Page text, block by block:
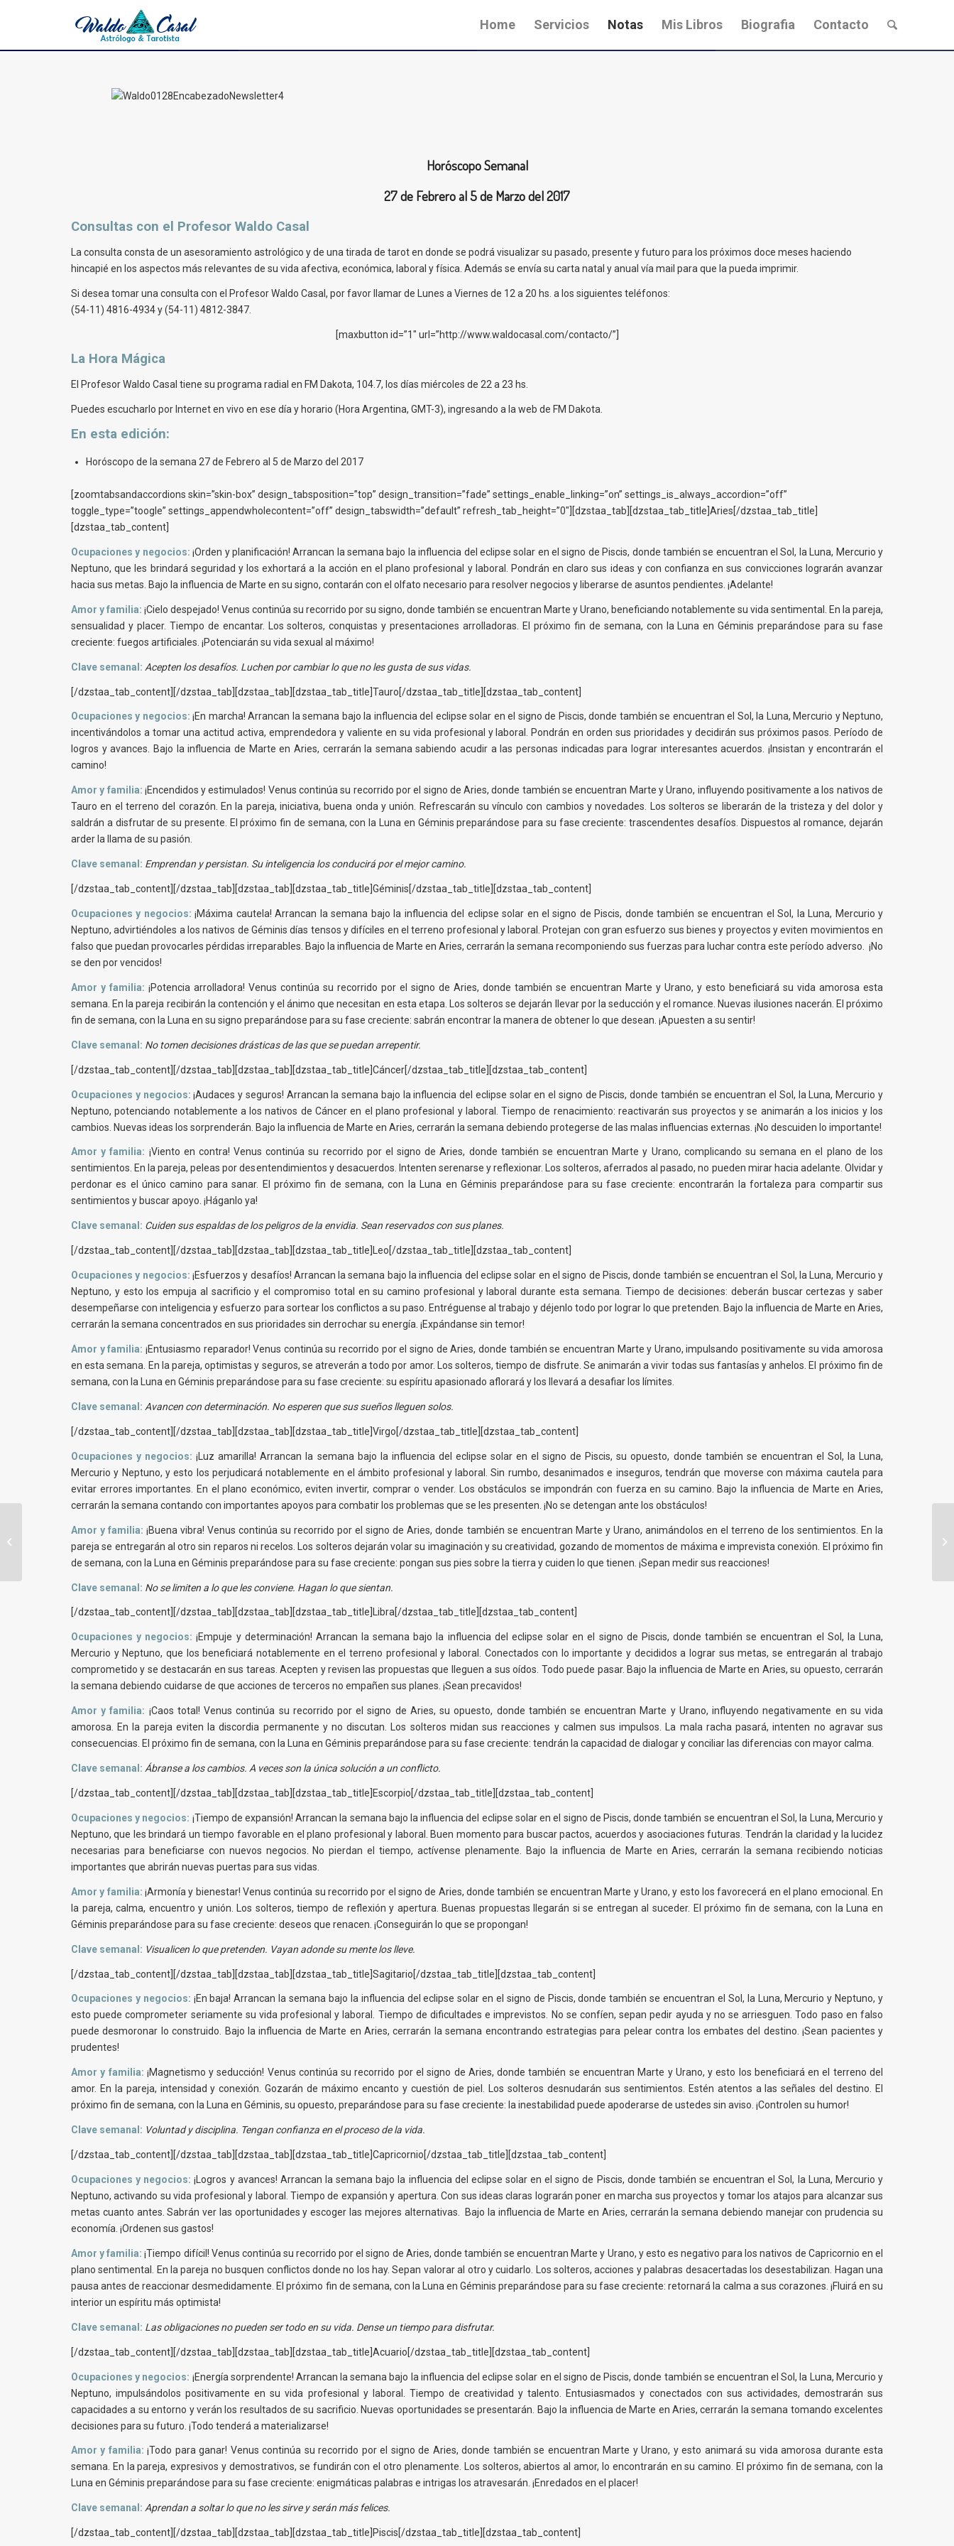
Home Servicios Notas Mis Libros Biografia Contacto
HoróscopoSemanal
27 de Febrero al 5 de Marzo del 2017
Consultas con el Profesor Waldo Casal
La consulta consta de un asesoramiento astrológico y de una tirada de tarot en donde se podrá visualizar su pasado, presente y futuro para los próximos doce meses haciendo
hincapié en los aspectos más relevantes de su vida afectiva, económica, laboral y física. Además se envía su carta natal y anual vía mail para que la pueda imprimir.
Si desea tomar una consulta con el Profesor Waldo Casal, por favor llamar de Lunes a Viernes de 12 a 20 hs. a los siguientes teléfonos:
(54-11) 4816-4934 y (54-11) 4812-3847.
[maxbutton id=”1″ url=”http://www.waldocasal.com/contacto/”]
La Hora Mágica
El Profesor Waldo Casal tiene su programa radial en FM Dakota, 104.7, los días miércoles de 22 a 23 hs.
Puedes escucharlo por Internet en vivo en ese día y horario (Hora Argentina, GMT-3), ingresando a la web de FM Dakota.
En esta edición:
Horóscopo de la semana 27 de Febrero al 5 de Marzo del 2017
[zoomtabsandaccordions skin=”skin-box” design_tabsposition=”top” design_transition=”fade” settings_enable_linking=”on” settings_is_always_accordion=”off”
toggle_type=”toogle” settings_appendwholecontent=”off” design_tabswidth=”default” refresh_tab_height=”0″][dzstaa_tab][dzstaa_tab_title]Aries[/dzstaa_tab_title]
[dzstaa_tab_content]
Ocupaciones y negocios: ¡Orden y planificación! Arrancan la semana bajo la influencia del eclipse solar en el signo de Piscis, donde también se encuentran el Sol, la Luna, Mercurio y
Neptuno, que les brindará seguridad y los exhortará a la acción en el plano profesional y laboral. Pondrán en claro sus ideas y con confianza en sus convicciones lograrán avanzar
hacia sus metas. Bajo la influencia de Marte en su signo, contarán con el olfato necesario para resolver negocios y liberarse de asuntos pendientes. ¡Adelante!
Amor y familia: ¡Cielo despejado! Venus continúa su recorrido por su signo, donde también se encuentran Marte y Urano, beneficiando notablemente su vida sentimental. En la pareja,
sensualidad y placer. Tiempo de encantar. Los solteros, conquistas y presentaciones arrolladoras. El próximo fin de semana, con la Luna en Géminis preparándose para su fase
creciente: fuegos artificiales. ¡Potenciarán su vida sexual al máximo!
Clave semanal: Acepten los desafíos. Luchen por cambiar lo que no les gusta de sus vidas.
[/dzstaa_tab_content][/dzstaa_tab][dzstaa_tab][dzstaa_tab_title]Tauro[/dzstaa_tab_title][dzstaa_tab_content]
Ocupaciones y negocios: ¡En marcha! Arrancan la semana bajo la influencia del eclipse solar en el signo de Piscis, donde también se encuentran el Sol, la Luna, Mercurio y Neptuno,
incentivándolos a tomar una actitud activa, emprendedora y valiente en su vida profesional y laboral. Pondrán en orden sus prioridades y decidirán sus próximos pasos. Período de
logros y avances. Bajo la influencia de Marte en Aries, cerrarán la semana sabiendo acudir a las personas indicadas para lograr interesantes acuerdos. ¡Insistan y encontrarán el
camino!
Amor y familia: ¡Encendidos y estimulados! Venus continúa su recorrido por el signo de Aries, donde también se encuentran Marte y Urano, influyendo positivamente a los nativos de
Tauro en el terreno del corazón. En la pareja, iniciativa, buena onda y unión. Refrescarán su vínculo con cambios y novedades. Los solteros se liberarán de la tristeza y del dolor y
saldrán a disfrutar de su presente. El próximo fin de semana, con la Luna en Géminis preparándose para su fase creciente: trascendentes desafíos. Dispuestos al romance, dejarán
arder la llama de su pasión.
Clave semanal: Emprendan y persistan. Su inteligencia los conducirá por el mejor camino.
[/dzstaa_tab_content][/dzstaa_tab][dzstaa_tab][dzstaa_tab_title]Géminis[/dzstaa_tab_title][dzstaa_tab_content]
Ocupaciones y negocios: ¡Máxima cautela! Arrancan la semana bajo la influencia del eclipse solar en el signo de Piscis, donde también se encuentran el Sol, la Luna, Mercurio y
Neptuno, advirtiéndoles a los nativos de Géminis días tensos y difíciles en el terreno profesional y laboral. Protejan con gran esfuerzo sus bienes y proyectos y eviten movimientos en
falso que puedan provocarles pérdidas irreparables. Bajo la influencia de Marte en Aries, cerrarán la semana recomponiendo sus fuerzas para luchar contra este período adverso. ¡No
se den por vencidos!
Amor y familia: ¡Potencia arrolladora! Venus continúa su recorrido por el signo de Aries, donde también se encuentran Marte y Urano, y esto beneficiará su vida amorosa esta
semana. En la pareja recibirán la contención y el ánimo que necesitan en esta etapa. Los solteros se dejarán llevar por la seducción y el romance. Nuevas ilusiones nacerán. El próximo
fin de semana, con la Luna en su signo preparándose para su fase creciente: sabrán encontrar la manera de obtener lo que desean. ¡Apuesten a su sentir!
Clave semanal: No tomen decisiones drásticas de las que se puedan arrepentir.
[/dzstaa_tab_content][/dzstaa_tab][dzstaa_tab][dzstaa_tab_title]Cáncer[/dzstaa_tab_title][dzstaa_tab_content]
Ocupaciones y negocios: ¡Audaces y seguros! Arrancan la semana bajo la influencia del eclipse solar en el signo de Piscis, donde también se encuentran el Sol, la Luna, Mercurio y
Neptuno, potenciando notablemente a los nativos de Cáncer en el plano profesional y laboral. Tiempo de renacimiento: reactivarán sus proyectos y se animarán a los inicios y los
cambios. Nuevas ideas los sorprenderán. Bajo la influencia de Marte en Aries, cerrarán la semana debiendo protegerse de las malas influencias externas. ¡No descuiden lo importante!
Amor y familia: ¡Viento en contra! Venus continúa su recorrido por el signo de Aries, donde también se encuentran Marte y Urano, complicando su semana en el plano de los
sentimientos. En la pareja, peleas por desentendimientos y desacuerdos. Intenten serenarse y reflexionar. Los solteros, aferrados al pasado, no pueden mirar hacia adelante. Olvidar y
perdonar es el único camino para sanar. El próximo fin de semana, con la Luna en Géminis preparándose para su fase creciente: encontrarán la fortaleza para compartir sus
sentimientos y buscar apoyo. ¡Háganlo ya!
Clave semanal: Cuiden sus espaldas de los peligros de la envidia. Sean reservados con sus planes.
[/dzstaa_tab_content][/dzstaa_tab][dzstaa_tab][dzstaa_tab_title]Leo[/dzstaa_tab_title][dzstaa_tab_content]
Ocupaciones y negocios: ¡Esfuerzos y desafíos! Arrancan la semana bajo la influencia del eclipse solar en el signo de Piscis, donde también se encuentran el Sol, la Luna, Mercurio y
Neptuno, y esto los empuja al sacrificio y el compromiso total en su camino profesional y laboral durante esta semana. Tiempo de decisiones: deberán buscar certezas y saber
desempeñarse con inteligencia y esfuerzo para sortear los conflictos a su paso. Entréguense al trabajo y déjenlo todo por lograr lo que pretenden. Bajo la influencia de Marte en Aries,
cerrarán la semana concentrados en sus prioridades sin derrochar su energía. ¡Expándanse sin temor!
Amor y familia: ¡Entusiasmo reparador! Venus continúa su recorrido por el signo de Aries, donde también se encuentran Marte y Urano, impulsando positivamente su vida amorosa
en esta semana. En la pareja, optimistas y seguros, se atreverán a todo por amor. Los solteros, tiempo de disfrute. Se animarán a vivir todas sus fantasías y anhelos. El próximo fin de
semana, con la Luna en Géminis preparándose para su fase creciente: su espíritu apasionado aflorará y los llevará a desafiar los límites.
Clave semanal: Avancen con determinación. No esperen que sus sueños lleguen solos.
[/dzstaa_tab_content][/dzstaa_tab][dzstaa_tab][dzstaa_tab_title]Virgo[/dzstaa_tab_title][dzstaa_tab_content]
Ocupaciones y negocios: ¡Luz amarilla! Arrancan la semana bajo la influencia del eclipse solar en el signo de Piscis, su opuesto, donde también se encuentran el Sol, la Luna,
Mercurio y Neptuno, y esto los perjudicará notablemente en el ámbito profesional y laboral. Sin rumbo, desanimados e inseguros, tendrán que moverse con máxima cautela para
evitar errores importantes. En el plano económico, eviten invertir, comprar o vender. Los obstáculos se impondrán con fuerza en su camino. Bajo la influencia de Marte en Aries,
cerrarán la semana contando con importantes apoyos para combatir los problemas que se les presenten. ¡No se detengan ante los obstáculos!
Amor y familia:¡Buena vibra! Venus continúa su recorrido por el signo de Aries, donde también se encuentran Marte y Urano, animándolos en el terreno de los sentimientos. En la
pareja se entregarán al otro sin reparos ni recelos. Los solteros dejarán volar su imaginación y su creatividad, gozando de momentos de máxima e imprevista conexión. El próximo fin
de semana, con la Luna en Géminis preparándose para su fase creciente: pongan sus pies sobre la tierra y cuiden lo que tienen. ¡Sepan medir sus reacciones!
Clave semanal: No se limiten a lo que les conviene. Hagan lo que sientan.
[/dzstaa_tab_content][/dzstaa_tab][dzstaa_tab][dzstaa_tab_title]Libra[/dzstaa_tab_title][dzstaa_tab_content]
Ocupaciones y negocios: ¡Empuje y determinación! Arrancan la semana bajo la influencia del eclipse solar en el signo de Piscis, donde también se encuentran el Sol, la Luna,
Mercurio y Neptuno, que los beneficiará notablemente en el terreno profesional y laboral. Conectados con lo importante y decididos a lograr sus metas, se entregarán al trabajo
comprometido y se destacarán en sus tareas. Acepten y revisen las propuestas que lleguen a sus oídos. Todo puede pasar. Bajo la influencia de Marte en Aries, su opuesto, cerrarán
la semana debiendo cuidarse de que acciones de terceros no empañen sus planes. ¡Sean precavidos!
Amor y familia: ¡Caos total! Venus continúa su recorrido por el signo de Aries, su opuesto, donde también se encuentran Marte y Urano, influyendo negativamente en su vida
amorosa. En la pareja eviten la discordia permanente y no discutan. Los solteros midan sus reacciones y calmen sus impulsos. La mala racha pasará, intenten no agravar sus
consecuencias. El próximo fin de semana, con la Luna en Géminis preparándose para su fase creciente: tendrán la capacidad de dialogar y conciliar las diferencias con mayor calma.
Clave semanal: Ábranse a los cambios. A veces son la única solución a un conflicto.
[/dzstaa_tab_content][/dzstaa_tab][dzstaa_tab][dzstaa_tab_title]Escorpio[/dzstaa_tab_title][dzstaa_tab_content]
Ocupaciones y negocios: ¡Tiempo de expansión! Arrancan la semana bajo la influencia del eclipse solar en el signo de Piscis, donde también se encuentran el Sol, la Luna, Mercurio y
Neptuno, que les brindará un tiempo favorable en el plano profesional y laboral. Buen momento para buscar pactos, acuerdos y asociaciones futuras. Tendrán la claridad y la lucidez
necesarias para beneficiarse con nuevos negocios. No pierdan el tiempo, actívense plenamente. Bajo la influencia de Marte en Aries, cerrarán la semana recibiendo noticias
importantes que abrirán nuevas puertas para sus vidas.
Amor y familia: ¡Armonía y bienestar! Venus continúa su recorrido por el signo de Aries, donde también se encuentran Marte y Urano, y esto los favorecerá en el plano emocional. En
la pareja, calma, encuentro y unión. Los solteros, tiempo de reflexión y apertura. Buenas propuestas llegarán si se entregan al suceder. El próximo fin de semana, con la Luna en
Géminis preparándose para su fase creciente: deseos que renacen. ¡Conseguirán lo que se propongan!
Clave semanal: Visualicen lo que pretenden. Vayan adonde su mente los lleve.
[/dzstaa_tab_content][/dzstaa_tab][dzstaa_tab][dzstaa_tab_title]Sagitario[/dzstaa_tab_title][dzstaa_tab_content]
Ocupaciones y negocios: ¡En baja! Arrancan la semana bajo la influencia del eclipse solar en el signo de Piscis, donde también se encuentran el Sol, la Luna, Mercurio y Neptuno, y
esto puede comprometer seriamente su vida profesional y laboral. Tiempo de dificultades e imprevistos. No se confíen, sepan pedir ayuda y no se arriesguen. Todo paso en falso
puede desmoronar lo construido. Bajo la influencia de Marte en Aries, cerrarán la semana encontrando estrategias para pelear contra los embates del destino. ¡Sean pacientes y
prudentes!
Amor y familia: ¡Magnetismo y seducción! Venus continúa su recorrido por el signo de Aries, donde también se encuentran Marte y Urano, y esto los beneficiará en el terreno del
amor. En la pareja, intensidad y conexión. Gozarán de máximo encanto y cuestión de piel. Los solteros desnudarán sus sentimientos. Estén atentos a las señales del destino. El
próximo fin de semana, con la Luna en Géminis, su opuesto, preparándose para su fase creciente: la inestabilidad puede apoderarse de ustedes sin aviso. ¡Controlen su humor!
Clave semanal: Voluntad y disciplina. Tengan confianza en el proceso de la vida.
[/dzstaa_tab_content][/dzstaa_tab][dzstaa_tab][dzstaa_tab_title]Capricornio[/dzstaa_tab_title][dzstaa_tab_content]
Ocupaciones y negocios: ¡Logros y avances! Arrancan la semana bajo la influencia del eclipse solar en el signo de Piscis, donde también se encuentran el Sol, la Luna, Mercurio y
Neptuno, activando su vida profesional y laboral. Tiempo de expansión y apertura. Con sus ideas claras lograrán poner en marcha sus proyectos y tomar los atajos para alcanzar sus
metas cuanto antes. Sabrán ver las oportunidades y escoger las mejores alternativas. Bajo la influencia de Marte en Aries, cerrarán la semana debiendo manejar con prudencia su
economía. ¡Ordenen sus gastos!
Amor y familia:¡Tiempo difícil! Venus continúa su recorrido por el signo de Aries, donde también se encuentran Marte y Urano, y esto es negativo para los nativos de Capricornio en el
plano sentimental. En la pareja no busquen conflictos donde no los hay. Sepan valorar al otro y cuidarlo. Los solteros, acciones y palabras desacertadas los desestabilizan. Hagan una
pausa antes de reaccionar desmedidamente. El próximo fin de semana, con la Luna en Géminis preparándose para su fase creciente: retornará la calma a sus corazones. ¡Fluirá en su
interior un espíritu más optimista!
Clave semanal: Las obligaciones no pueden ser todo en su vida. Dense un tiempo para disfrutar.
[/dzstaa_tab_content][/dzstaa_tab][dzstaa_tab][dzstaa_tab_title]Acuario[/dzstaa_tab_title][dzstaa_tab_content]
Ocupaciones y negocios: ¡Energía sorprendente! Arrancan la semana bajo la influencia del eclipse solar en el signo de Piscis, donde también se encuentran el Sol, la Luna, Mercurio y
Neptuno, impulsándolos positivamente en su vida profesional y laboral. Tiempo de creatividad y talento. Entusiasmados y conectados con sus actividades, demostrarán sus
capacidades a su entorno y verán los resultados de su sacrificio. Nuevas oportunidades se presentarán. Bajo la influencia de Marte en Aries, cerrarán la semana tomando excelentes
decisiones para su futuro. ¡Todo tenderá a materializarse!
Amor y familia:¡Todo para ganar! Venus continúa su recorrido por el signo de Aries, donde también se encuentran Marte y Urano, y esto animará su vida amorosa durante esta
semana. En la pareja, expresivos y demostrativos, se fundirán con el otro plenamente. Los solteros, abiertos al amor, lo encontrarán en su camino. El próximo fin de semana, con la
Luna en Géminis preparándose para su fase creciente: enigmáticas palabras e intrigas los atravesarán. ¡Enredados en el placer!
Clave semanal: Aprendan a soltar lo que no les sirve y serán más felices.
[/dzstaa_tab_content][/dzstaa_tab][dzstaa_tab][dzstaa_tab_title]Piscis[/dzstaa_tab_title][dzstaa_tab_content]
Horóscopo Semanal – 20 al 26 de
Febrero de 2017